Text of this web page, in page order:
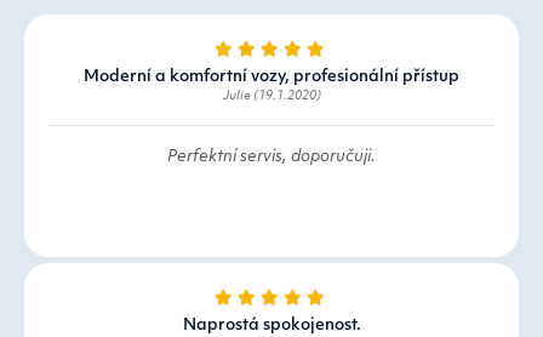
Moderní a komfortní vozy, profesionální přístup
Julie (19.1.2020)
Perfektní servis, doporučuji.
Naprostá spokojenost.